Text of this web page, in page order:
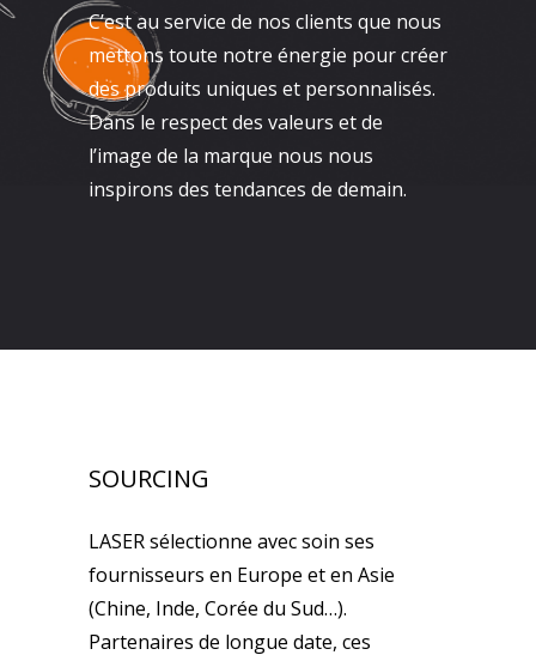
C’est au service de nos clients que nous
mettons toute notre énergie pour créer
des produits uniques et personnalisés.
Dans le respect des valeurs et de
l’image de la marque nous nous
inspirons des tendances de demain.
SOURCING
LASER sélectionne avec soin ses
fournisseurs en Europe et en Asie
(Chine, Inde, Corée du Sud…).
Partenaires de longue date, ces